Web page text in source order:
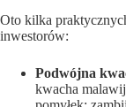
Oto kilka
inwestorów:
Podwójna
kwacha